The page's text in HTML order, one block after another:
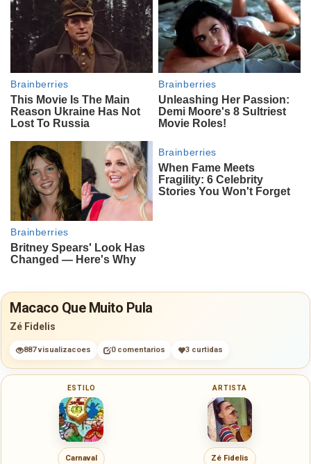
Macaco Que Muito Pula
Zé Fidelis
887 visualizacoes 0 comentarios 3 curtidas
ESTILO
Carnaval
ARTISTA
Zé Fidelis